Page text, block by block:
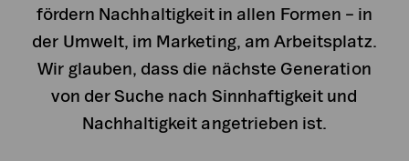
fördern Nachhaltigkeit in allen Formen – in
der Umwelt, im Marketing, am Arbeitsplatz.
Wir glauben, dass die nächste Generation
von der Suche nach Sinnhaftigkeit und
Nachhaltigkeit angetrieben ist.